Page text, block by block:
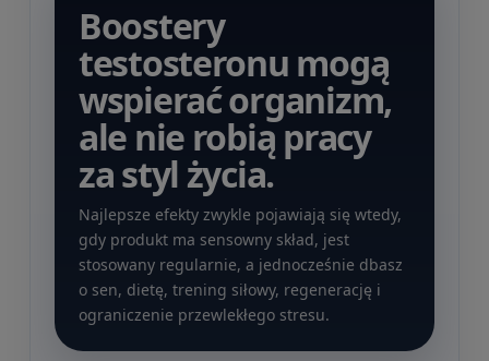
Boostery
testosteronu mogą
wspierać organizm,
ale nie robią pracy
za styl życia.
Najlepsze efekty zwykle pojawiają się wtedy,
gdy produkt ma sensowny skład, jest
stosowany regularnie, a jednocześnie dbasz
o sen, dietę, trening siłowy, regenerację i
ograniczenie przewlekłego stresu.